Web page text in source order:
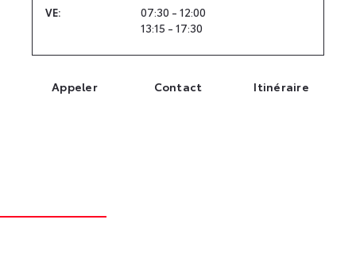
VE:
07:30 - 12:00
13:15 - 17:30
Appeler Contact Itinéraire